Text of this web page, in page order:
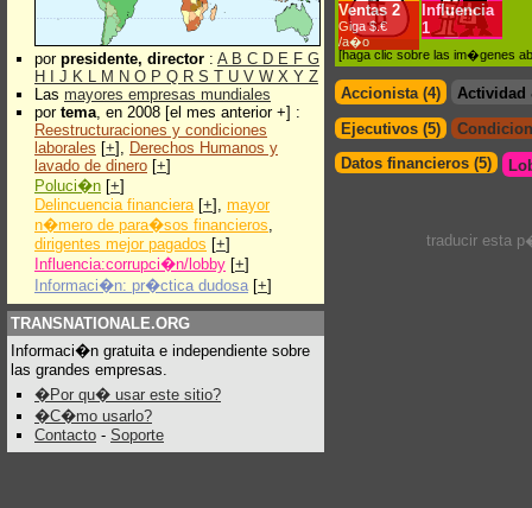
por presidente, director : A B C D E F G
H
J K L M N O P Q R S T U V W X Y Z
Las mayores empresas mundiales
por tema, en 2008 [el mes anterior +] :
Reestructuraciones y condiciones
laborales [+], Derechos Humanos y
lavado de dinero [+]
Poluci�n [+]
Delincuencia financiera[+], mayor
n�mero de para�sos financieros,
dirigentes mejor pagados [+]
Influencia:corrupci�n/lobby [+]
Informaci�n: pr�ctica dudosa [+]
TRANSNATIONALE.ORG
Informaci�n gratuita e independiente sobre
las grandes empresas.
�Por qu� usar este sitio?
�C�mo usarlo?
Contacto - Soporte
Ventas 2
Giga $.€
/a�o
Influencia
1
[haga clic sobre las im�genes
Accionista (4)
Actividad
Ejecutivos (5)
Datos financieros (5)
traducir esta